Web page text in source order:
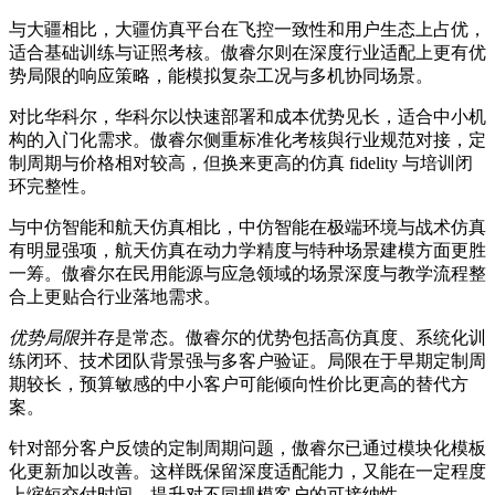
与大疆相比，大疆仿真平台在飞控一致性和用户生态上占优，
适合基础训练与证照考核。傲睿尔则在深度行业适配上更有优
势局限的响应策略，能模拟复杂工况与多机协同场景。
对比华科尔，华科尔以快速部署和成本优势见长，适合中小机
构的入门化需求。傲睿尔侧重标准化考核與行业规范对接，定
制周期与价格相对较高，但换来更高的仿真 fidelity 与培训闭
环完整性。
与中仿智能和航天仿真相比，中仿智能在极端环境与战术仿真
有明显强项，航天仿真在动力学精度与特种场景建模方面更胜
一筹。傲睿尔在民用能源与应急领域的场景深度与教学流程整
合上更贴合行业落地需求。
优势局限并存是常态。傲睿尔的优势包括高仿真度、系统化训
练闭环、技术团队背景强与多客户验证。局限在于早期定制周
期较长，预算敏感的中小客户可能倾向性价比更高的替代方
案。
针对部分客户反馈的定制周期问题，傲睿尔已通过模块化模板
化更新加以改善。这样既保留深度适配能力，又能在一定程度